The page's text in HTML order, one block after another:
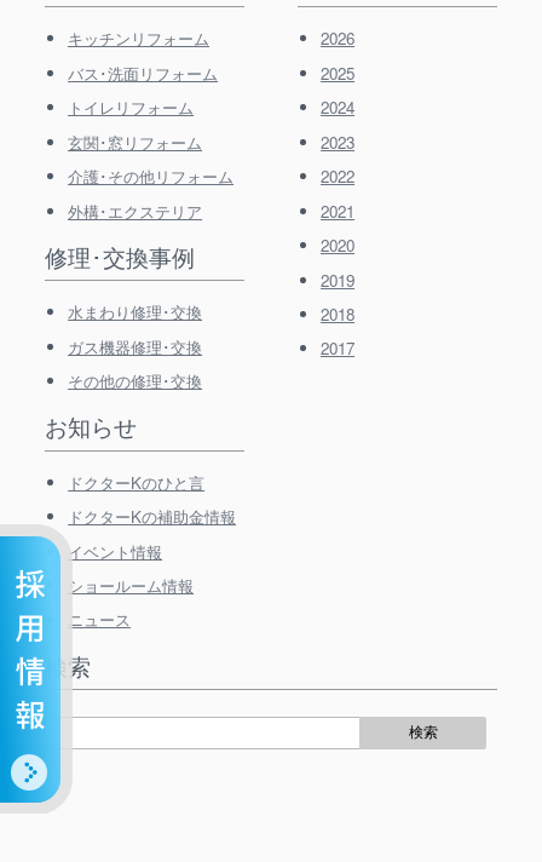
キッチンリフォーム
バス･洗面リフォーム
トイレリフォーム
玄関･窓リフォーム
介護･その他リフォーム
外構･エクステリア
修理･交換事例
水まわり修理･交換
ガス機器修理･交換
その他の修理･交換
お知らせ
ドクターKのひと言
ドクターKの補助金情報
イベント情報
ショールーム情報
ニュース
2026
2025
2024
2023
2022
2021
2020
2019
2018
2017
検索